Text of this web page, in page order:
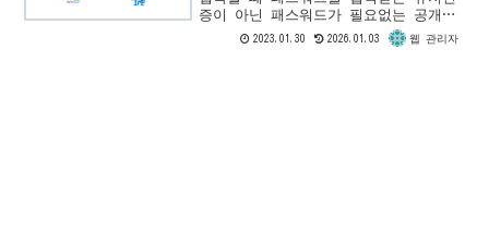
증이 아닌 패스워드가 필요없는 공개키
인증을 하는 방법을 소개합니다. (두
Linux 호스트 간에 OpenSSH 공개 키 인
2023.01.30 2026.01.03 웹 관리자